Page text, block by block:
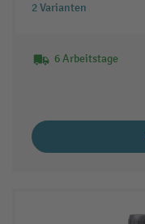
2 Varianten
6 Arbeitstage